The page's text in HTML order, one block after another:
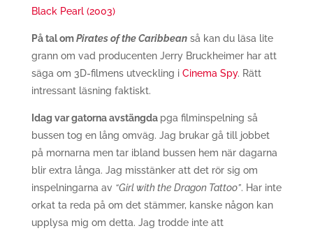
Black Pearl (2003)
På tal omPirates of the Caribbeanså kan du läsa lite
grann om vad producenten Jerry Bruckheimer har att
säga om 3D-filmens utveckling iCinema Spy. Rätt
intressant läsning faktiskt.
Idag var gatorna avstängda pga filminspelning så
bussen tog en lång omväg. Jag brukar gå till jobbet
på mornarna men tar ibland bussen hem när dagarna
blir extra långa. Jag misstänker att det rör sig om
inspelningarna av “Girl with the Dragon Tattoo”. Har inte
orkat ta reda på om det stämmer, kanske någon kan
upplysa mig om detta. Jag trodde inte att